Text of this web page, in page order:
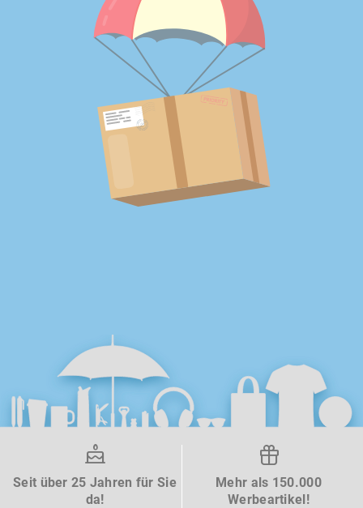
Seit über 25 Jahren für Sie
da!
Mehr als 150.000
Werbeartikel!